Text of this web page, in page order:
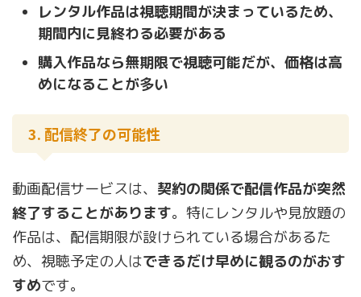
レンタル作品は視聴期間が決まっているため、
期間内に見終わる必要がある
購入作品なら無期限で視聴可能だが、価格は高
めになることが多い
3. 配信終了の可能性
動画配信サービスは、 契約の関係で配信作品が突然
終了することがあります。特にレンタルや見放題の
作品は、配信期限が設けられている場合があるた
め、視聴予定の人はできるだけ早めに観るのがおす
すめです。